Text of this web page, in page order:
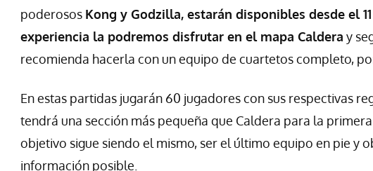
poderosos Kong y Godzilla, estarán disponibles desde el
experiencia la podremos disfrutar en el mapa Caldera y
recomienda hacerla con un equipo de cuartetos completo,
En estas partidas jugarán 60 jugadores con sus respectivas
tendrá una sección más pequeña que Caldera para la
objetivo sigue siendo el mismo, ser el último equipo en pie y
información posible.